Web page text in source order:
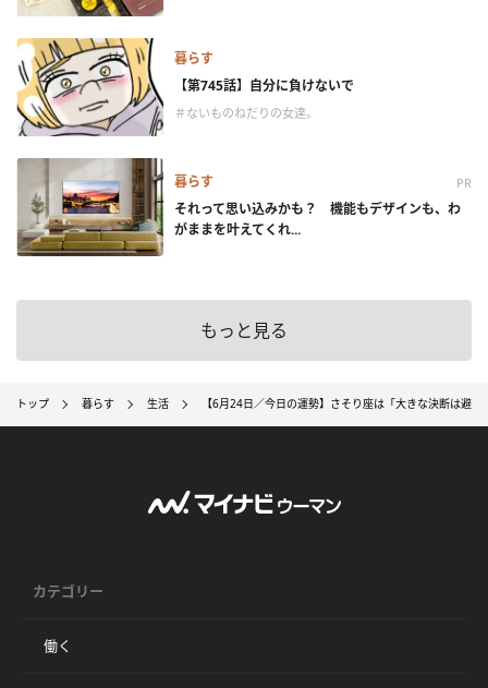
暮らす
【第745話】自分に負けないで
＃ないものねだりの女達。
暮らす PR
それって思い込みかも？ 機能もデザインも、わ
がままを叶えてくれ...
もっと見る
トップ 暮らす 生活 【6月24日／今日の運勢】さそり座は「大きな決断は避け
カテゴリー
働く